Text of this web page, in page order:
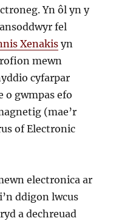
Yn ôl yn y
fel
Xenakisyn
mewn
cyfarpar
o gwmpas efo
(mae’r
of Electronic
electronica ar
ddigon lwcus
a dechreuad